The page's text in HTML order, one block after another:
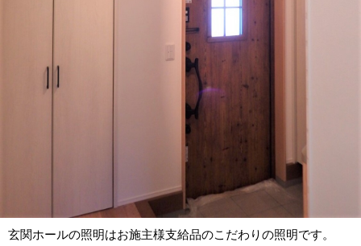
玄関ホールの照明はお施主様支給品のこだわりの照明です。